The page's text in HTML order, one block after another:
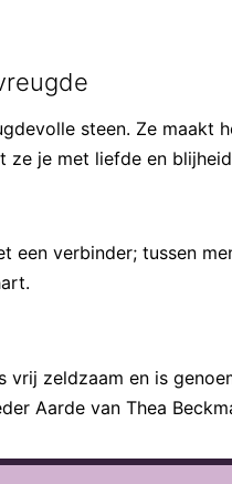
steen. Ze maakt
ze je met liefde en
een verbinder; tussen
vrij zeldzaam en is
Aarde van Thea